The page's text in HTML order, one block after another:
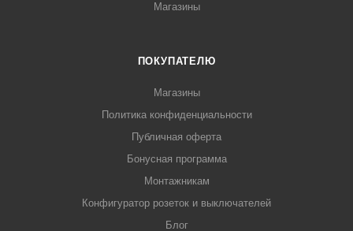
Магазины
ПОКУПАТЕЛЮ
Магазины
Политика конфиденциальности
Публичная оферта
Бонусная программа
Монтажникам
Конфигуратор розеток и выключателей
Блог